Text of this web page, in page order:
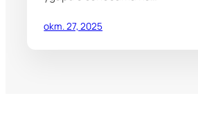
окт. 27, 2025